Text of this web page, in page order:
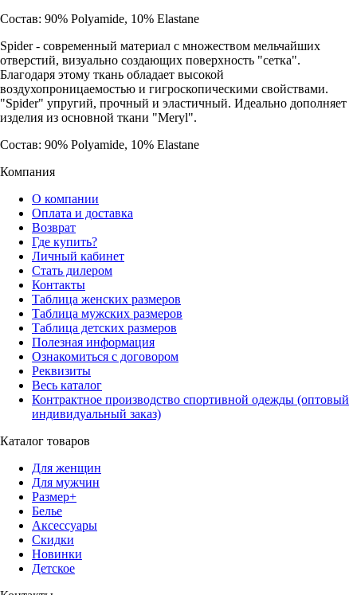
Состав: 90% Polyamide, 10% Elastane
Spider - современный материал с множеством мельчайших
отверстий, визуально создающих поверхность "сетка".
Благодаря этому ткань обладает высокой
воздухопроницаемостью и гигроскопическими свойствами.
"Spider" упругий, прочный и эластичный. Идеально дополняет
изделия из основной ткани "Meryl".
Состав: 90% Polyamide, 10% Elastane
Компания
О компании
Оплата и доставка
Возврат
Где купить?
Личный кабинет
Стать дилером
Контакты
Таблица женских размеров
Таблица мужских размеров
Таблица детских размеров
Полезная информация
Ознакомиться с договором
Реквизиты
Весь каталог
Контрактное производство спортивной одежды (оптовый
индивидуальный заказ)
Каталог товаров
Для женщин
Для мужчин
Размер+
Белье
Аксессуары
Скидки
Новинки
Детское